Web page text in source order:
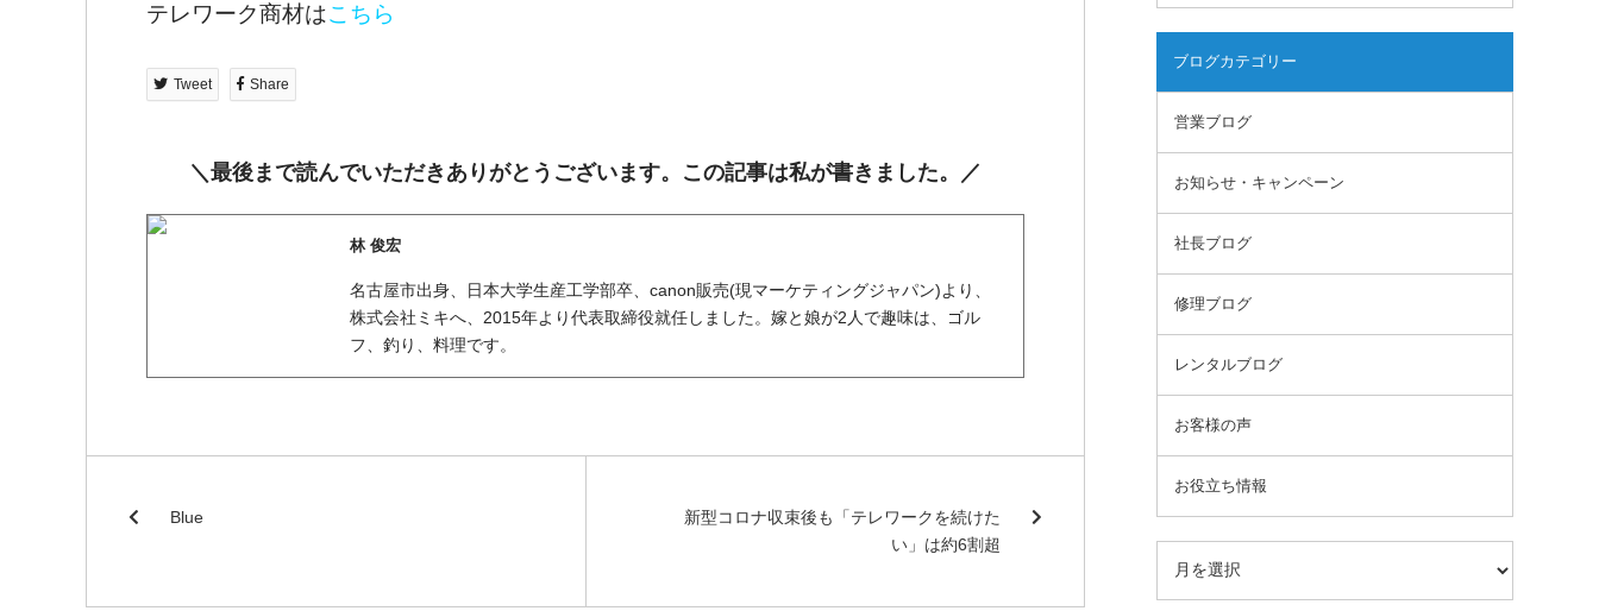
テレワーク商材はこちら
Tweet Share
＼最後まで読んでいただきありがとうございます。この記事は私が書きました。／
林 俊宏
名古屋市出身、日本大学生産工学部卒、canon販売(現マーケティングジャパン)より、
株式会社ミキへ、2015年より代表取締役就任しました。嫁と娘が2人で趣味は、ゴル
フ、釣り、料理です。
Blue
新型コロナ収束後も「テレワークを続けた
い」は約6割超
ブログカテゴリー
営業ブログ
お知らせ・キャンペーン
社長ブログ
修理ブログ
レンタルブログ
お客様の声
お役立ち情報